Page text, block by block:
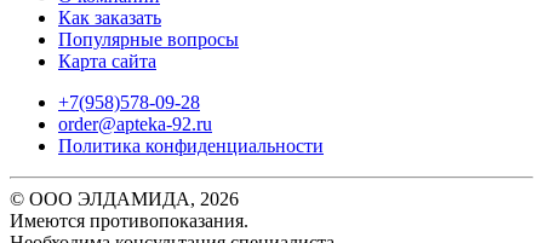
Как заказать
Популярные вопросы
Карта сайта
+7(958)578-09-28
order@apteka-92.ru
Политика конфиденциальности
© ООО ЭЛДАМИДА, 2026
Имеются противопоказания.